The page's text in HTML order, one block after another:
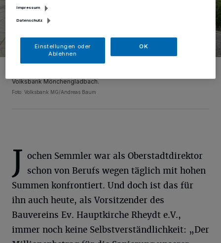
Jochen Semmler, Vorsitzender des Bauverein Ev. Hauptkirche
Volksbank Mönchengladbach.
Foto: Volksbank MG/Andreas Baum
J ochen Semmler war als Oberstadtdirektor
schon von Berufs wegen täglich mit hohen
Summen konfrontiert. Und doch ist das für
ihn auch heute, als Vorsitzender des
Bauvereins Ev. Hauptkirche Rheydt e.V.,
immer noch keine Selbstverständlichkeit: „Der
Impressum
Datenschutz
Einstellungen oder
Ablehnen
OK